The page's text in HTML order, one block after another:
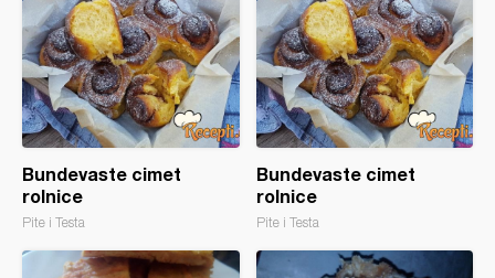
Bundevaste cimet
rolnice
Pite i Testa
Bundevaste cimet
rolnice
Pite i Testa